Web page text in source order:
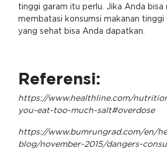
tinggi garam itu perlu. Jika Anda bisa
membatasi konsumsi makanan tinggi
yang sehat bisa Anda dapatkan.
Referensi:
https://www.healthline.com/
you-eat-too-much-salt#overdose
https://www.bumrungrad.com/en/
blog/november-2015/dangers-